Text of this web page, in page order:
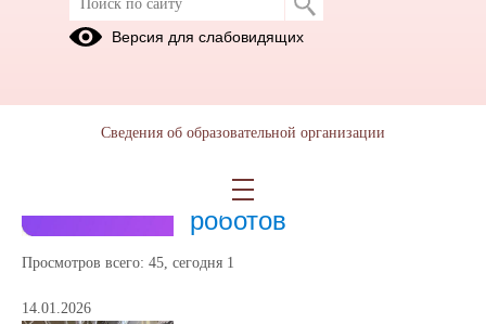
Новости
Второй отборочный
этап Международного
чемпионата по битве
роботов
Просмотров всего: 45, сегодня 1
14.01.2026
Версия для слабовидящих
Сведения об образовательной организации